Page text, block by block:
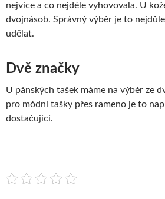
nejvíce a co nejdéle vyhovovala. U
dvojnásob. Správný výběr je to
udělat.
Dvě značky
U pánských tašek máme na výběr ze
pro módní tašky přes rameno je to
dostačující.